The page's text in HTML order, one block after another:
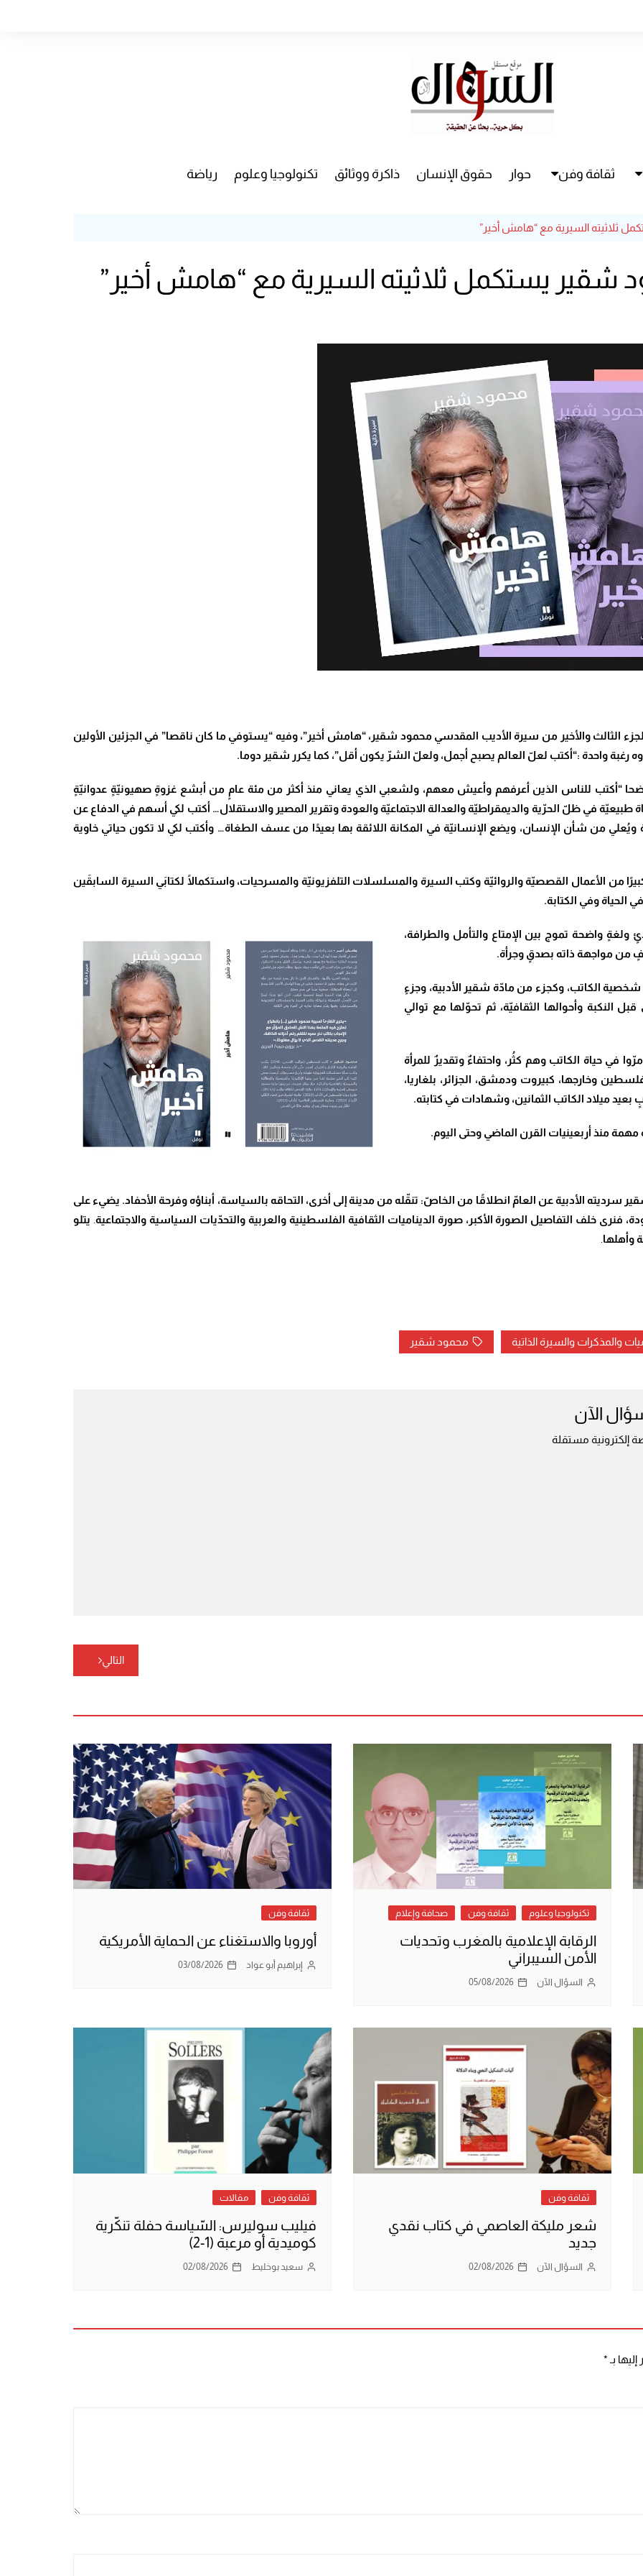
ثقافة وفن
مسرح
حوار حقوق الإنسان ذاكرة ووثائق تكنولوجيا وعلوم رياضة
ثلاثيته السيرية مع “هامش أخير”
شقير يستكمل ثلاثيته السيرية مع “هامش أخير”
الثالث والأخير من سيرة الأديب المقدسي محمود شقير، “هامش أخير”، وفيه “يستوفي ما كان ناقصا” في الجزئين الأولين
رغبة واحدة :“أكتب لعلّ العالم يصبح أجمل، ولعلّ الشرّ يكون أقل”، كما يكرر شقير دوما.
“أكتب للناس الذين أعرفهم وأعيش معهم، ولشعبي الذي يعاني منذ أكثر من مئة عامٍ من أبشع غزوةٍ صهيونيّةٍ عدوانيّةٍ
في ظلّ الحرّية والديمقراطيّة والعدالة الاجتماعيّة والعودة وتقرير المصير والاستقلال… أكتب لكي أسهم في الدفاع عن
ويُعلي من شأن الإنسان، ويضع الإنسانيّة في المكانة اللائقة بها بعيدًا من عسف الطغاة… وأكتب لكي لا تكون حياتي خاوية
من الأعمال القصصيّة والروائيّة وكتب السيرة والمسلسلات التلفزيونيّة والمسرحيات، واستكمالًا لكتابَي السيرة السابقَين
الحياة وفي الكتابة.
واضحة تموج بين الإمتاع والتأمل والطرافة،
من مواجهة ذاته بصدقٍ وجرأة.
الكاتب، وكجزء من مادّة شقير الأدبية، وجزءٍ
وأحوالها الثقافيّة، ثم تحوّلها مع توالي
في حياة الكاتب وهم كثُر، واحتفاءٌ وتقديرٌ للمرأة
وخارجها، كبيروت ودمشق، الجزائر، بلغاريا،
ميلاد الكاتب الثمانين، وشهادات في كتابته.
منذ أربعينيات القرن الماضي وحتى اليوم.
فيه شقير سرديته الأدبية عن العامّ انطلاقًا من الخاصّ: تنقّله من مدينة إلى أخرى، التحاقه بالسياسة، أبناؤه وفرحة الأحفاد. يضيء على
فنرى خلف التفاصيل الصورة الأكبر، صورة الديناميات الثقافية الفلسطينية والعربية والتحدّيات السياسية والاجتماعية يتلو
وأهلها
والمذكرات والسيرة الذاتية محمود شقير
الآن
إلكترونية مستقلة
التالي
تكنولوجيا وعلوم ثقافة وفن صحافة وإعلام
الرقابة الإعلامية بالمغرب وتحديات
الأمن السيبراني
السؤال الآن 05/08/2026
ثقافة وفن
أوروبا والاستغناء عن الحماية الأمريكية
إبراهيم أبو عواد 03/08/2026
ثقافة وفن
شعر مليكة العاصمي في كتاب نقدي
جديد
السؤال الآن 02/08/2026
ثقافة وفن مقالات
فيليب سوليرس: السّياسة حفلة تنكّرية
كوميدية أو مرعبة (1-2)
سعيد بوخليط 02/08/2026
بـ *